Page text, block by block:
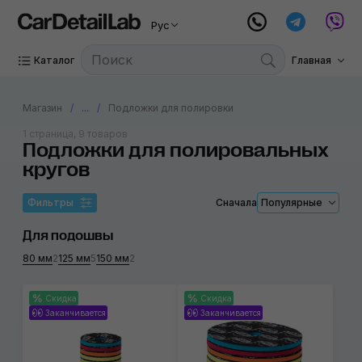
Рус
Каталог Главная
Магазин ... Подложки для полировки
Подложки для полировальных
кругов
1 страница, 9 товаров
Фильтры Сначала Популярные
Для подошвы
80 мм2125 мм5150 мм2
Скидка
Заканчивается
Скидка
Заканчивается